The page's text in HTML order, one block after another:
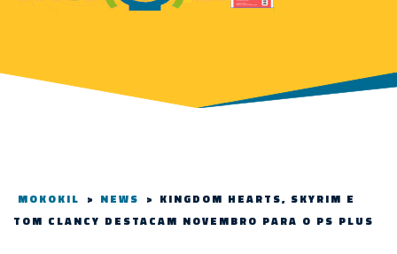
MOKOKIL > NEWS > KINGDOM HEARTS, SKYRIM E
TOM CLANCY DESTACAM NOVEMBRO PARA O PS PLUS